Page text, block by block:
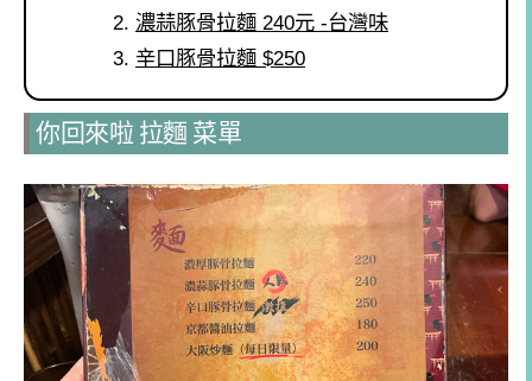
濃蒜豚骨拉麵 240元 -台灣味
辛口豚骨拉麵 $250
你回來啦 拉麵 菜單